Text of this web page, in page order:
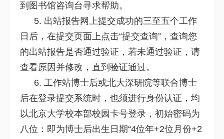
到图书馆咨询台寻求帮助。
5. 出站报告网上提交成功的三至五个工作
日后，在提交页面上点击“提交查询”，查询您
的出站报告是否通过验证，若未通过验证，请
查看原因并修改，直到验证通过。
6. 工作站博士后或北大深研院等联合博士
后在登录提交系统时，也须进行身份认证，均
以北京大学校本部校园卡号登录，初始密码为
八位：即为博士后出生日期“4位年+2位月份+2